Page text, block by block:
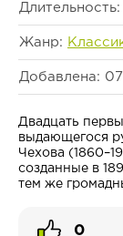
Длительность:
Жанр:
Добавлена:
Двадцать
выдающегося
Чехова
созданные в
тем же
0